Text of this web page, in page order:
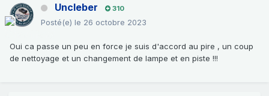
Uncleber 310
Posté(e) le 26 octobre 2023
Oui ca passe un peu en force je suis d'accord au pire , un coup
de nettoyage et un changement de lampe et en piste !!!